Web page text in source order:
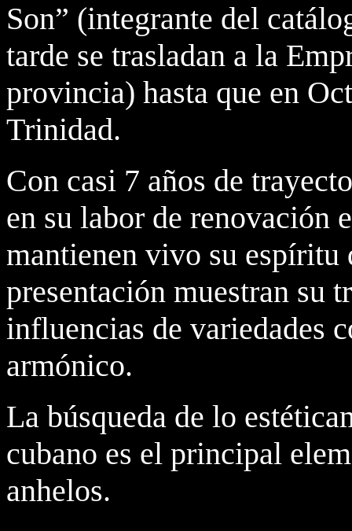
Son” (integrante del
tarde se trasladan a la
provincia) hasta que en
Trinidad.
Con casi 7 años de
en su labor de renovación
mantienen vivo su espíritu
presentación muestran su
influencias de variedades
armónico.
La búsqueda de lo
cubano es el principal
anhelos.